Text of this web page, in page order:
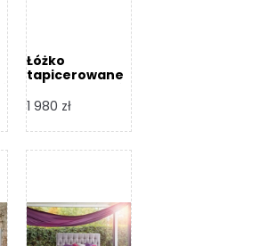
Łóżko
tapicerowane
Design
1 980 zł